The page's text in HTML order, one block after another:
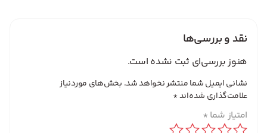
نقد و بررسی‌ها
هنوز بررسی‌ای ثبت نشده است.
نشانی ایمیل شما منتشر نخواهد شد. بخش‌های موردنیاز
علامت‌گذاری شده‌اند*
امتیاز شما *